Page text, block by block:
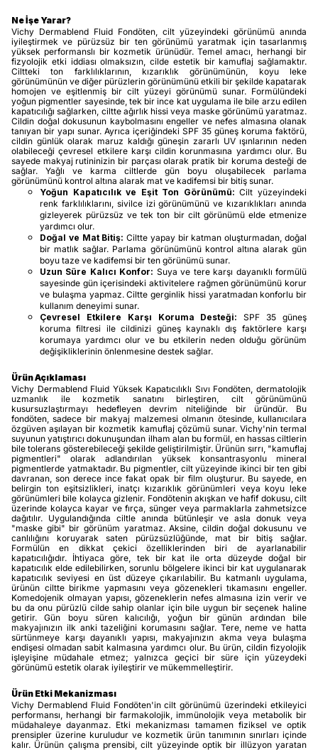
Ne İşe Yarar?
Vichy Dermablend Fluid Fondöten, cilt yüzeyindeki görünümü anında
iyileştirmek ve pürüzsüz bir ten görünümü yaratmak için tasarlanmış
yüksek performanslı bir kozmetik ürünüdür. Temel amacı, herhangi bir
fizyolojik etki iddiası olmaksızın, cilde estetik bir kamuflaj sağlamaktır.
Ciltteki ton farklılıklarının, kızarıklık görünümünün, koyu leke
görünümünün ve diğer pürüzlerin görünümünü etkili bir şekilde kapatarak
homojen ve eşitlenmiş bir cilt yüzeyi görünümü sunar. Formülündeki
yoğun pigmentler sayesinde, tek bir ince kat uygulama ile bile arzu edilen
kapatıcılığı sağlarken, ciltte ağırlık hissi veya maske görünümü yaratmaz.
Cildin doğal dokusunun kaybolmasını engeller ve nefes almasına olanak
tanıyan bir yapı sunar. Ayrıca içeriğindeki SPF 35 güneş koruma faktörü,
cildin günlük olarak maruz kaldığı güneşin zararlı UV ışınlarının neden
olabileceği çevresel etkilere karşı cildin korunmasına yardımcı olur. Bu
sayede makyaj rutininizin bir parçası olarak pratik bir koruma desteği de
sağlar. Yağlı ve karma ciltlerde gün boyu oluşabilecek parlama
görünümünü kontrol altına alarak mat ve kadifemsi bir bitiş sunar.
Yoğun Kapatıcılık ve Eşit Ton Görünümü: Cilt yüzeyindeki
renk farklılıklarını, sivilce izi görünümünü ve kızarıklıkları anında
gizleyerek pürüzsüz ve tek ton bir cilt görünümü elde etmenize
yardımcı olur.
Doğal ve Mat Bitiş: Ciltte yapay bir katman oluşturmadan, doğal
bir matlık sağlar. Parlama görünümünü kontrol altına alarak gün
boyu taze ve kadifemsi bir ten görünümü sunar.
Uzun Süre Kalıcı Konfor: Suya ve tere karşı dayanıklı formülü
sayesinde gün içerisindeki aktivitelere rağmen görünümünü korur
ve bulaşma yapmaz. Ciltte gerginlik hissi yaratmadan konforlu bir
kullanım deneyimi sunar.
Çevresel Etkilere Karşı Koruma Desteği: SPF 35 güneş
koruma filtresi ile cildinizi güneş kaynaklı dış faktörlere karşı
korumaya yardımcı olur ve bu etkilerin neden olduğu görünüm
değişikliklerinin önlenmesine destek sağlar.
Ürün Açıklaması
Vichy Dermablend Fluid Yüksek Kapatıcılıklı Sıvı Fondöten, dermatolojik
uzmanlık ile kozmetik sanatını birleştiren, cilt görünümünü
kusursuzlaştırmayı hedefleyen devrim niteliğinde bir üründür. Bu
fondöten, sadece bir makyaj malzemesi olmanın ötesinde, kullanıcılara
özgüven aşılayan bir kozmetik kamuflaj çözümü sunar. Vichy'nin termal
suyunun yatıştırıcı dokunuşundan ilham alan bu formül, en hassas ciltlerin
bile tolerans gösterebileceği şekilde geliştirilmiştir. Ürünün sırrı, "kamuflaj
pigmentleri" olarak adlandırılan yüksek konsantrasyonlu mineral
pigmentlerde yatmaktadır. Bu pigmentler, cilt yüzeyinde ikinci bir ten gibi
davranan, son derece ince fakat opak bir film oluşturur. Bu sayede, en
belirgin ton eşitsizlikleri, inatçı kızarıklık görünümleri veya koyu leke
görünümleri bile kolayca gizlenir. Fondötenin akışkan ve hafif dokusu, cilt
üzerinde kolayca kayar ve fırça, sünger veya parmaklarla zahmetsizce
dağıtılır. Uygulandığında ciltle anında bütünleşir ve asla donuk veya
"maske gibi" bir görünüm yaratmaz. Aksine, cildin doğal dokusunu ve
canlılığını koruyarak saten pürüzsüzlüğünde, mat bir bitiş sağlar.
Formülün en dikkat çekici özelliklerinden biri de ayarlanabilir
kapatıcılığıdır. İhtiyaca göre, tek bir kat ile orta düzeyde doğal bir
kapatıcılık elde edilebilirken, sorunlu bölgelere ikinci bir kat uygulanarak
kapatıcılık seviyesi en üst düzeye çıkarılabilir. Bu katmanlı uygulama,
ürünün ciltte birikme yapmasını veya gözenekleri tıkamasını engeller.
Komedojenik olmayan yapısı, gözeneklerin nefes almasına izin verir ve
bu da onu pürüzlü cilde sahip olanlar için bile uygun bir seçenek haline
getirir. Gün boyu süren kalıcılığı, yoğun bir günün ardından bile
makyajınızın ilk anki tazeliğini korumasını sağlar. Tere, neme ve hatta
sürtünmeye karşı dayanıklı yapısı, makyajınızın akma veya bulaşma
endişesi olmadan sabit kalmasına yardımcı olur. Bu ürün, cildin fizyolojik
işleyişine müdahale etmez; yalnızca geçici bir süre için yüzeydeki
görünümü estetik olarak iyileştirir ve mükemmelleştirir.
Ürün Etki Mekanizması
Vichy Dermablend Fluid Fondöten'in cilt görünümü üzerindeki etkileyici
performansı, herhangi bir farmakolojik, immünolojik veya metabolik bir
müdahaleye dayanmaz. Etki mekanizması tamamen fiziksel ve optik
prensipler üzerine kuruludur ve kozmetik ürün tanımının sınırları içinde
kalır. Ürünün çalışma prensibi, cilt yüzeyinde optik bir illüzyon yaratan